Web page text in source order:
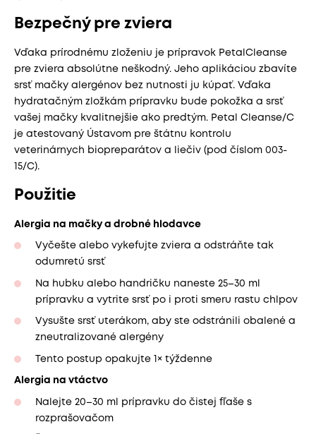
Bezpečný pre zviera
Vďaka prírodnému zloženiu je prípravok PetalCleanse
pre zviera absolútne neškodný. Jeho aplikáciou zbavíte
srsť mačky alergénov bez nutnosti ju kúpať. Vďaka
hydratačným zložkám prípravku bude pokožka a srsť
vašej mačky kvalitnejšie ako predtým. Petal Cleanse/C
je atestovaný Ústavom pre štátnu kontrolu
veterinárnych biopreparátov a liečiv (pod číslom 003-
15/C).
Použitie
Alergia na mačky a drobné hlodavce
Vyčešte alebo vykefujte zviera a odstráňte tak
odumretú srsť
Na hubku alebo handričku naneste 25–30 ml
prípravku a vytrite srsť po i proti smeru rastu chlpov
Vysušte srsť uterákom, aby ste odstránili obalené a
zneutralizované alergény
Tento postup opakujte 1× týždenne
Alergia na vtáctvo
Nalejte 20–30 ml prípravku do čistej fľaše s
rozprašovačom